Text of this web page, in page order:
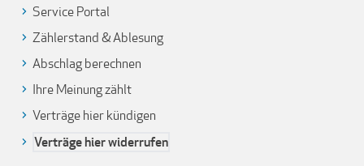
Service Portal
Zählerstand & Ablesung
Abschlag berechnen
Ihre Meinung zählt
Verträge hier kündigen
Verträge hier widerrufen